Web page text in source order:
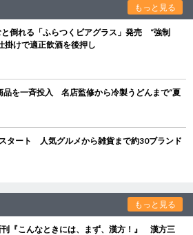
もっと見る
と倒れる「ふらつくビアグラス」発売 “強制
掛けで適正飲酒を後押し
品を一斉投入 名店監修から冷製うどんまで“夏
タート 人気グルメから雑貨まで約30ブランド
もっと見る
刊『こんなときには、まず、漢方！』 漢方三